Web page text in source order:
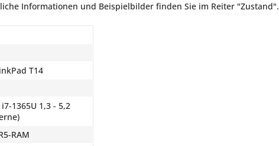
Informationen und Beispielbilder finden Sie im Reiter "Zustand".
T14
1365U 1,3 - 5,2
RAM